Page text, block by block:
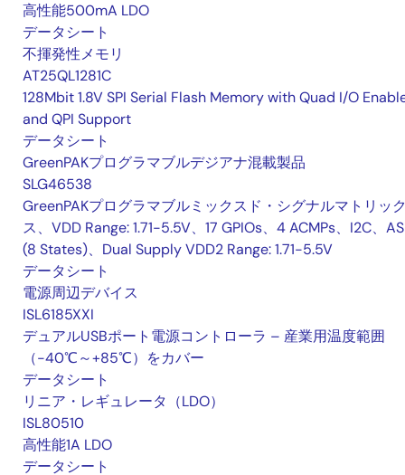
高性能500mA LDO
データシート
不揮発性メモリ
AT25QL1281C
128Mbit 1.8V SPI Serial Flash Memory with Quad I/O
and QPI Support
データシート
GreenPAKプログラマブルデジアナ混載製品
SLG46538
GreenPAKプログラマブルミックスド・シグナルマトリッ
ス、VDD Range: 1.71-5.5V、17 GPIOs、4 ACMPs、I2C、
(8 States)、Dual Supply VDD2 Range: 1.71-5.5V
データシート
電源周辺デバイス
ISL6185XXI
デュアルUSBポート電源コントローラ – 産業用温度範囲
（-40℃～+85℃）をカバー
データシート
リニア・レギュレータ（LDO）
ISL80510
高性能1A LDO
データシート